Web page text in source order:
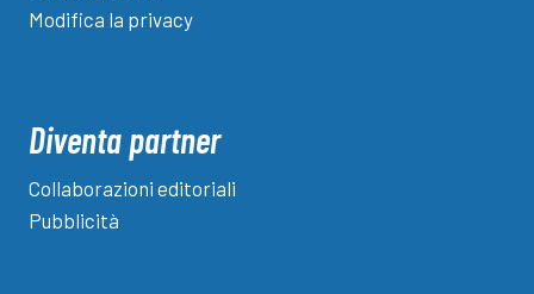
Modifica la privacy
Diventa partner
Collaborazioni editoriali
Pubblicità